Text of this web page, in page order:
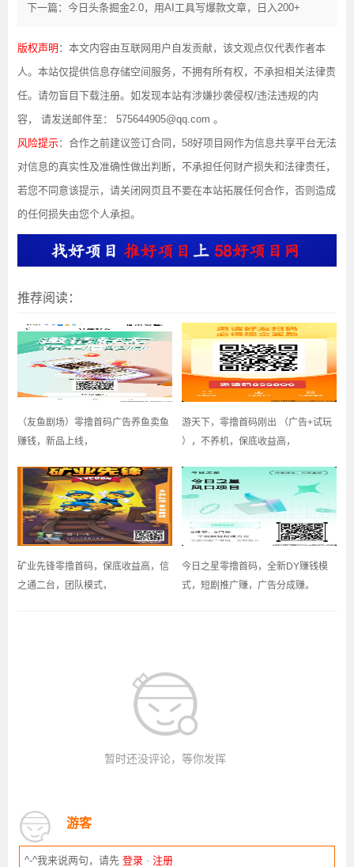
下一篇：今日头条掘金2.0，用AI工具写爆款文章，日入200+
版权声明 ：本文内容由互联网用户自发贡献，该文观点仅代表作者本
人。本站仅提供信息存储空间服务，不拥有所有权，不承担相关法律责
任。请勿盲目下载注册。如发现本站有涉嫌抄袭侵权/违法违规的内
容， 请发送邮件至： 575644905@qq.com 。
风险提示：合作之前建议签订合同，58好项目网作为信息共享平台无法
对信息的真实性及准确性做出判断，不承担任何财产损失和法律责任，
若您不同意该提示，请关闭网页且不要在本站拓展任何合作，否则造成
的任何损失由您个人承担。
推荐阅读：
（友鱼剧场）零撸首码广告养鱼卖鱼
赚钱，新品上线，
游天下，零撸首码刚出 （广告+试玩
），不养机，保底收益高，
矿业先锋零撸首码，保底收益高，信
之通二台，团队模式，
今日之星零撸首码，全新DY赚钱模
式，短剧推广赚，广告分成赚。
暂时还没评论，等你发挥
游客
^-^我来说两句，请先登录 · 注册